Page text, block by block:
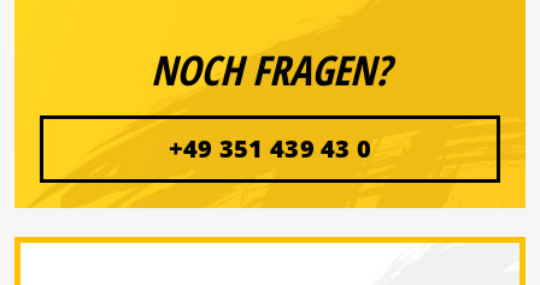
NOCH FRAGEN?
+49 351 439 43 0